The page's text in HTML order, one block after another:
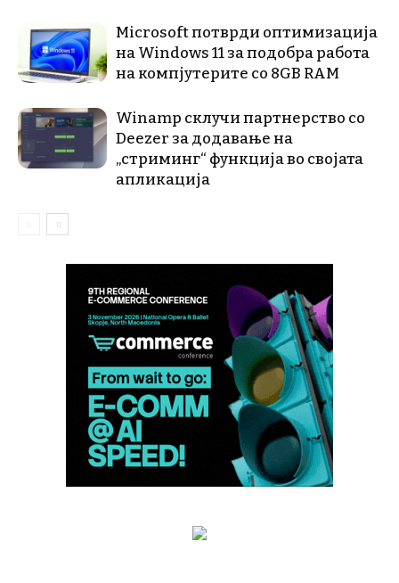
Microsoft потврди оптимизација
на Windows 11 за подобра работа
на компјутерите со 8GB RAM
Winamp склучи партнерство со
Deezer за додавање на
„стриминг“ функција во својата
апликација